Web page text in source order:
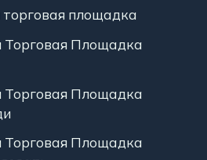
площадка
Торговая Площадка
Торговая Площадка
Торговая Площадка